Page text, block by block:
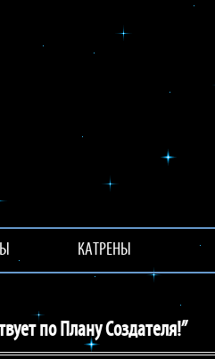
КАТРЕНЫ
по Плану Создателя!”